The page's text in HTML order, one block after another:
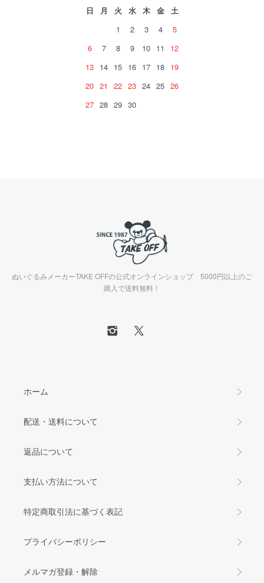
日 月 火 水 木 金
土
1
2 3 4
5
6
7 8 9 10 11
12
13 14 15 16 17 18 19
20 21 22 23 24 25 26
27 28 29 30
ぬいぐるみメーカーTAKE OFFの公式オンラインショップ 5000円以上のご
購入で送料無料！
ホーム
配送・送料について
返品について
支払い方法について
特定商取引法に基づく表記
プライバシーポリシー
メルマガ登録・解除